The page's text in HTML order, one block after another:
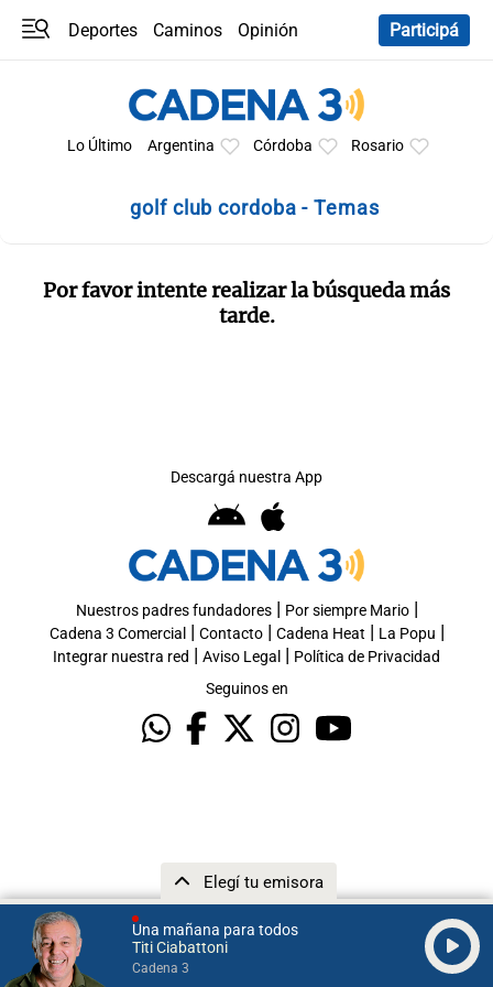
Una mañana para todos
Titi Ciabattoni
Cadena 3
Elegí tu emisora
Deportes Caminos
Opinión
Participá
Lo Último Argentina Córdoba Rosario
golf club cordoba - Temas
Por favor intente realizar la búsqueda más
tarde.
Descargá nuestra App
Nuestros padres fundadores| Por siempre Mario|
Cadena 3 Comercial | Contacto| Cadena Heat | La Popu |
Integrar nuestra red | Aviso Legal | Política de Privacidad
Seguinos en